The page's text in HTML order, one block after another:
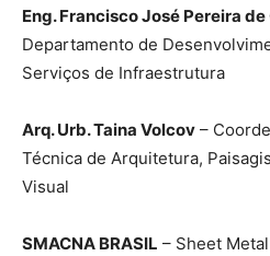
Eng. Francisco José Pereira
Departamento de
Serviços de Infraestrutura
Arq. Urb. Taina Volcov –
Técnica de Arquitetura,
Visual
SMACNA BRASIL – Sheet